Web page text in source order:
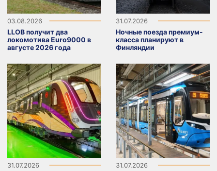
03.08.2026
LLOB получит два
локомотива Euro9000 в
августе 2026 года
31.07.2026
Ночные поезда премиум-
класса планируют в
Финляндии
31.07.2026 31.07.2026